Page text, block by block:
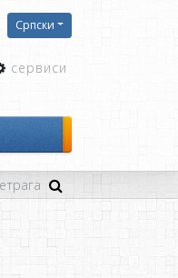
Српски
сервиси